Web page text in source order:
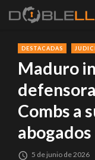
DESTACADAS
Maduro
Combs a
abogados
5 de junio de 2026